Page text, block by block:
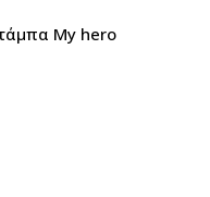
My hero